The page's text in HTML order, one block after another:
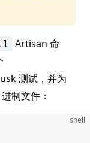
Artisan 命
测试，并为
制文件：
shell